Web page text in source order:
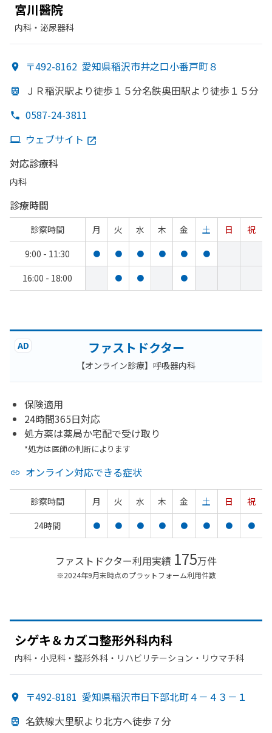
宮川醫院
内科・​泌尿器科
〒492-8162 愛知県稲沢市井之口小番戸町８
ＪＲ稲沢駅より徒歩１５分名鉄奥田駅より徒歩１５分
0587-24-3811
ウェブサイト
対応診療科
内科
診療時間
診察時間 月 火 水 木 金 土 日
祝
9:00 - 11:30
● ● ● ● ● ●
16:00 - 18:00 ● ● ●
AD ファストドクター
【オンライン診療】呼吸器内科
保険適用
24時間365日対応
処方薬は薬局か宅配で受け取り
*処方は医師の判断によります
オンライン対応できる症状
診察時間 月 火 水 木 金 土 日
祝
24時間
● ● ● ● ● ● ● ●
ファストドクター利用実績 175万件
※2024年9月末時点のプラットフォーム利用件数
シゲキ＆カズコ整形外科内科
内科・​小児科・​整形外科・​リハビリテーション・​リウマチ科
〒492-8181 愛知県稲沢市日下部北町４－４３－１
名鉄線大里駅より北方へ徒歩７分